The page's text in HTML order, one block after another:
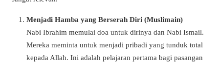
Menjadi Hamba yang Berserah Diri (Muslimain)
Nabi Ibrahim memulai doa untuk dirinya dan Nabi Ismail.
Mereka meminta untuk menjadi pribadi yang tunduk total
kepada Allah. Ini adalah pelajaran pertama bagi pasangan